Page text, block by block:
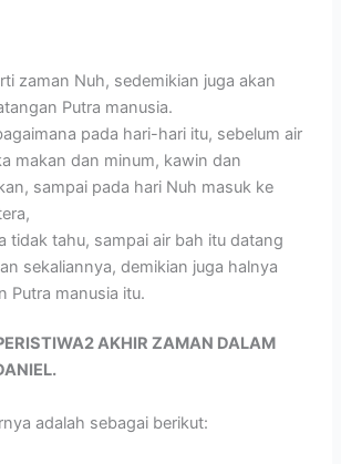
zaman Nuh, sedemikian juga akan
Putra manusia.
pada hari-hari itu, sebelum air
makan dan minum, kawin dan
sampai pada hari Nuh masuk ke
tidak tahu, sampai air bah itu datang
sekaliannya, demikian juga halnya
Putra manusia itu.
AKHIR ZAMAN DALAM
adalah sebagai berikut: